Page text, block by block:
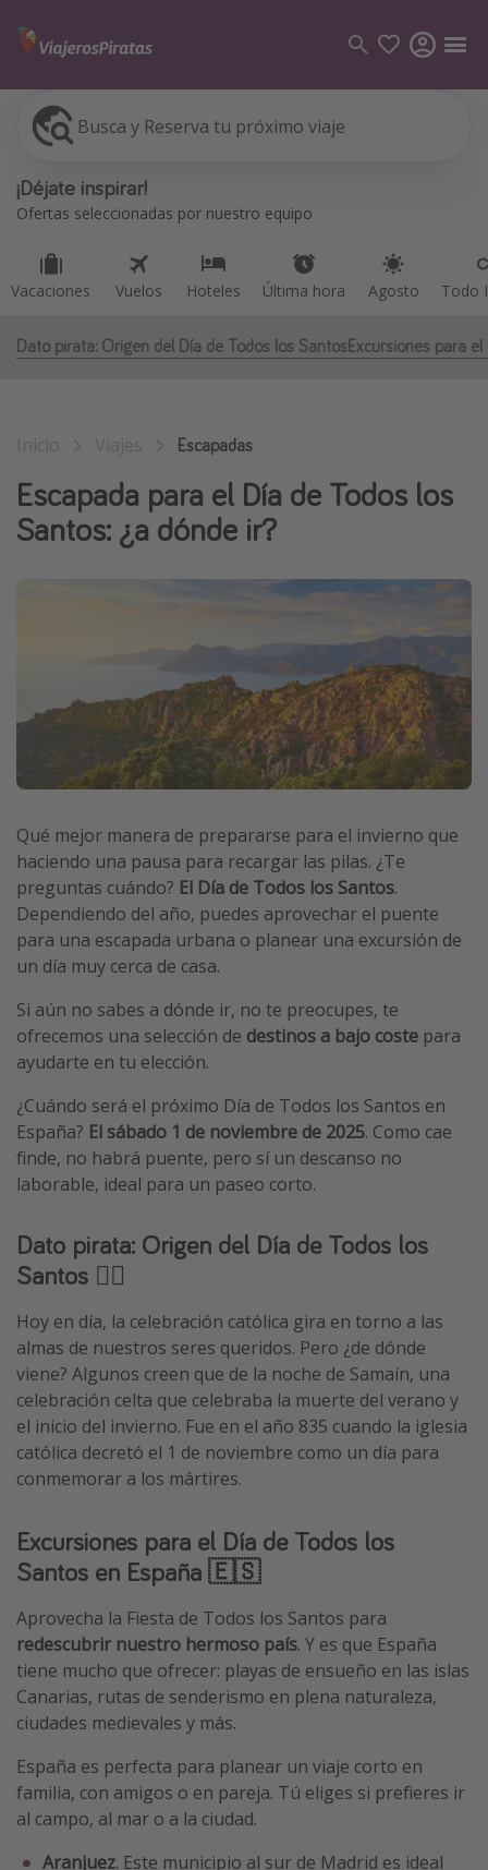
Busca y Reserva tu próximo viaje
¡Déjate inspirar!
Ofertas seleccionadas por nuestro equipo
Vacaciones Vuelos Hoteles Última hora Agosto Todo
Vacaciones
Vuelos
Viajes
Grecia
Marruecos
Islas Baleares
Inspiración para viajes
Camping
Glamping
Viajes en tren
Viajar sola como mujer
Ofertas para Vacaciones Activas
Viajes en familia
Vacaciones de Playa
Viajes para singles
Escapadas románticas
Más temas
Trabajar en el extranjero
Hoteles más hot de España
Guía de equipaje de mano
Parques de atracciones
Viaja con musicales
El Rey León el musical
Harry Potter en Londres y otros destinos
Eventos deportivos
Dato pirata: Origen del Día de Todos los Santos Excursiones para
Escapadas
Escapada para el Día de Todos los
Santos: ¿a dónde ir?
Qué mejor manera de prepararse para el invierno que
haciendo una pausa para recargar las pilas. ¿Te
preguntas cuándo? El Día de Todos los Santos.
Dependiendo del año, puedes aprovechar el puente
para una escapada urbana o planear una excursión de
un día muy cerca de casa.
Si aún no sabes a dónde ir, no te preocupes, te
ofrecemos una selección de destinos a bajo coste para
ayudarte en tu elección.
¿Cuándo será el próximo Día de Todos los Santos en
España? El sábado 1 de noviembre de 2025. Como cae
finde, no habrá puente, pero sí un descanso no
laborable, ideal para un paseo corto.
Dato pirata: Origen del Día de Todos los
Santos 🏴‍☠️
Hoy en día, la celebración católica gira en torno a las
almas de nuestros seres queridos. Pero ¿de dónde
viene? Algunos creen que de la noche de Samaín, una
celebración celta que celebraba la muerte del verano y
el inicio del invierno. Fue en el año 835 cuando la iglesia
católica decretó el 1 de noviembre como un día para
conmemorar a los mártires.
Excursiones para el Día de Todos los
Santos en España 🇪🇸
Aprovecha la Fiesta de Todos los Santos para
redescubrir nuestro hermoso país. Y es que España
tiene mucho que ofrecer: playas de ensueño en las islas
Canarias, rutas de senderismo en plena naturaleza,
ciudades medievales y más.
España es perfecta para planear un viaje corto en
familia, con amigos o en pareja. Tú eliges si prefieres ir
al campo, al mar o a la ciudad.
Aranjuez. Este municipio al sur de Madrid es ideal